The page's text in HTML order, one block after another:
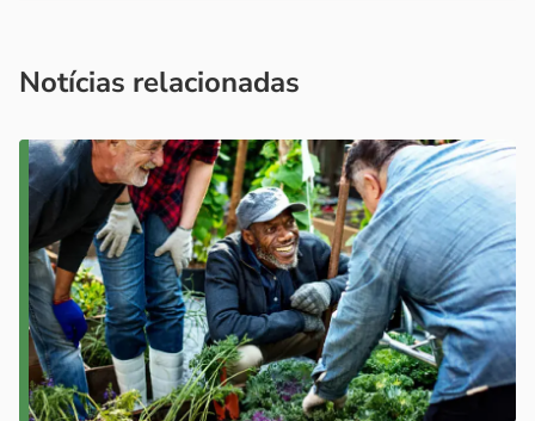
Notícias relacionadas